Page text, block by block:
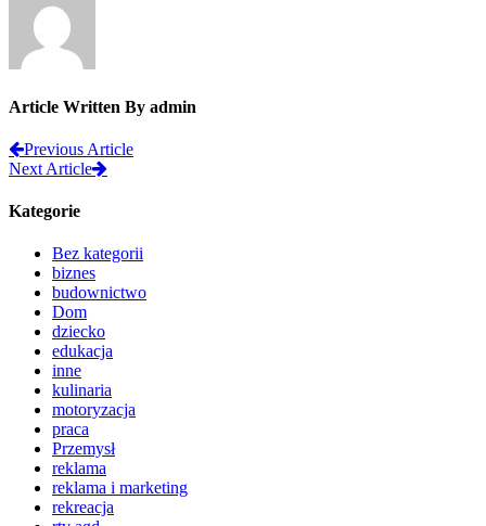
Article Written By admin
Previous Article
Next Article
Kategorie
Bez kategorii
biznes
budownictwo
Dom
dziecko
edukacja
inne
kulinaria
motoryzacja
praca
Przemysł
reklama
reklama i marketing
rekreacja